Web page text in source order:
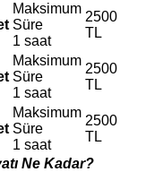
Maksimum
Süre
1 saat
2500
TL
Maksimum
Süre
1 saat
2500
TL
Maksimum
Süre
1 saat
2500
TL
Ne Kadar?